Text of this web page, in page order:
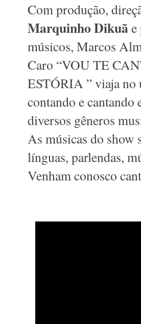
Com produção,
Marquinho Dikuãe
músicos, Marcos
Caro “VOU TE
ESTÓRIA ” viaja
contando e cantando
diversos gêneros
As músicas do show
línguas, parlendas,
Venham conosco